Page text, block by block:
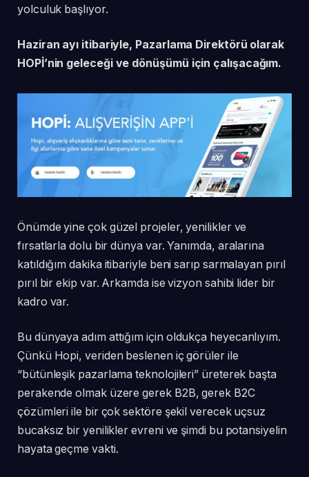
yolculuk başlıyor.
Haziran ayı itibariyle, Pazarlama Direktörü olarak
HOPİ’nin geleceği ve dönüşümü için çalışacağım.
Önümde yine çok güzel projeler, yenilikler ve
fırsatlarla dolu bir dünya var. Yanımda, aralarına
katıldığım dakika itibariyle beni sarıp sarmalayan pırıl
pırıl bir ekip var. Arkamda ise vizyon sahibi lider bir
kadro var.
Bu dünyaya adım attığım için oldukça heyecanlıyım.
Çünkü Hopi, veriden beslenen iç görüler ile
“bütünleşik pazarlama teknolojileri” üreterek başta
perakende olmak üzere gerek B2B, gerek B2C
çözümleri ile bir çok sektöre şekil verecek uçsuz
bucaksız bir yenilikler evreni ve şimdi bu potansiyelin
hayata geçme vakti.